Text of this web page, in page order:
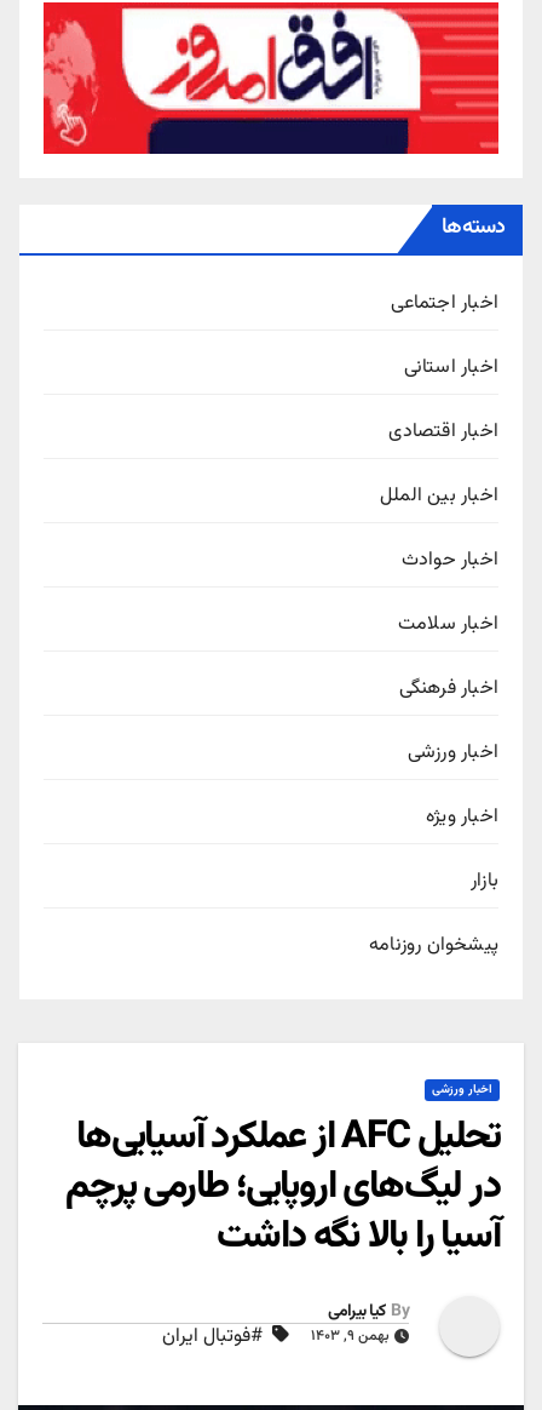
دسته‌ها
اخبار اجتماعی
اخبار استانی
اخبار اقتصادی
اخبار بین الملل
اخبار حوادث
اخبار سلامت
اخبار فرهنگی
اخبار ورزشی
اخبار ویژه
بازار
پیشخوان روزنامه
اخبار ورزشی
تحلیل AFC از عملکرد آسیایی‌ها
در لیگ‌های اروپایی؛ طارمی پرچم
آسیا را بالا نگه داشت
By کیا بیرامی
بهمن ۹, ۱۴۰۳ #فوتبال ایران